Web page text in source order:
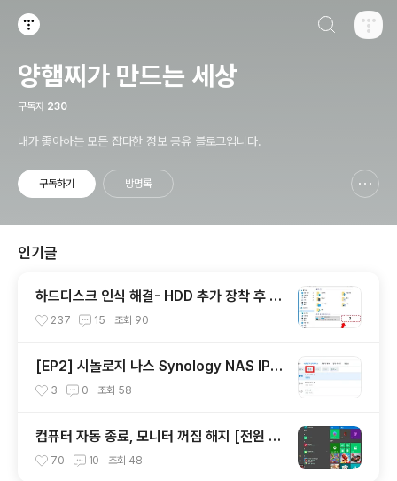
양햄찌가 만드는 세상
구독자 230
내가 좋아하는 모든 잡다한 정보 공유 블로그입니다.
구독하기 방명록
인기글
하드디스크 인식 해결- HDD 추가 장착 후 D
드라이브 생기지 않을 때, 탐색기에 D폴더 안
237 15 조회 90
[EP2] 시놀로지 나스 Synology NAS IP정
보 확인 및 IP 변경 및 고정시키기
3 0 조회 58
컴퓨터 자동 종료, 모니터 꺼짐 해지 [전원 및
절전 모드 설정/해지]
70 10 조회 48